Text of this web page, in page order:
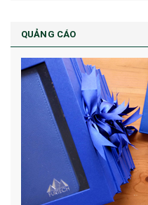
QUẢNG CÁO